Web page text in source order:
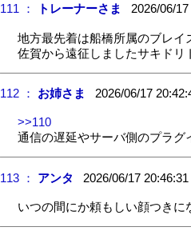
111 ： トレーナーさま 2026/06/17
地方最先着は船橋所属のブレイ
佐賀から遠征しましたサキド
112 ： お姉さま 2026/06/17
>>110
通信の遅延やサーバ側のプラ
113 ： アンタ 2026/06/17 20:46:31
いつの間にか頼もしい顔つき